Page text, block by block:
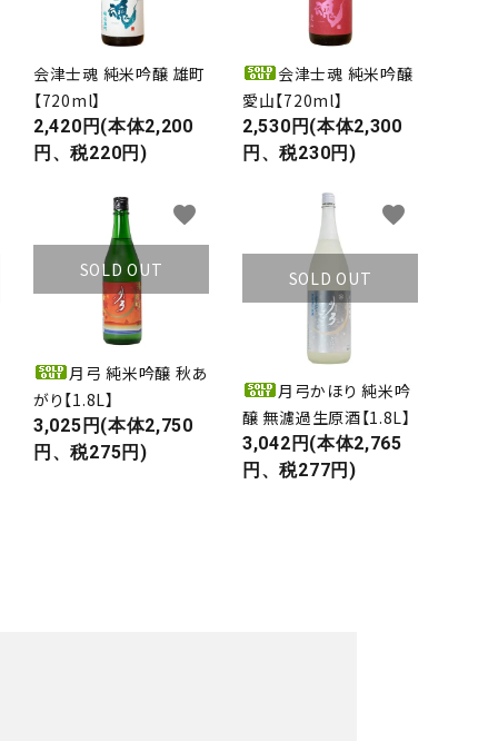
会津士魂 純米吟醸 雄町
【720ml】
2,420円(本体2,200
円、税220円)
会津士魂 純米吟醸
愛山【720ml】
2,530円(本体2,300
円、税230円)
SOLD OUT
月弓 純米吟醸 秋あ
がり【1.8L】
3,025円(本体2,750
円、税275円)
favorite
SOLD OUT
月弓かほり 純米吟
醸 無濾過生原酒【1.8L】
3,042円(本体2,765
円、税277円)
favorite